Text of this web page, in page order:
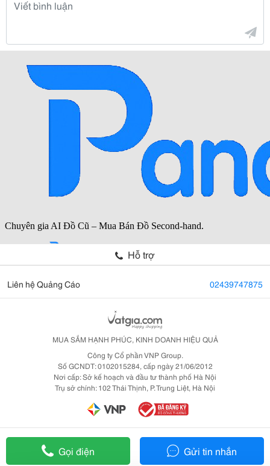
Gọi điện Gửi tin nhắn
Hỗ trợ
Liên hệ Quảng Cáo 02439747875
MUA SẮM HẠNH PHÚC, KINH DOANH HIỆU QUẢ
Công ty Cổ phần VNP Group.
Số GCNDT: 0102015284, cấp ngày 21/06/2012
Nơi cấp: Sở kế hoạch và đầu tư thành phố Hà Nội
Trụ sở chính: 102 Thái Thịnh, P. Trung Liệt, Hà Nội